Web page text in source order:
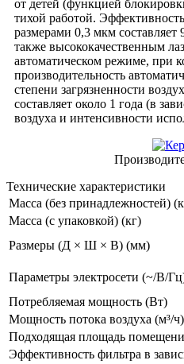
от детей (функцией
тихой работой.
размерами 0,3 мкм
также высококачественным
автоматическом режиме, при
производительность
степени загрязненности
составляет около 1 года (в
воздуха и интенсивности
Технические характеристики
Масса (без принадлежностей)
Масса (с упаковкой) (кг)
Размеры (Д × Ш × В) (мм)
Параметры электросети (~/В/
Потребляемая мощность (Вт)
Мощность потока воздуха (м³/ч)
Подходящая площадь
Эффективность фильтра в